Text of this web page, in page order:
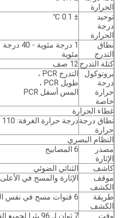
الحرارة
توحيد
درجة
الحرارة
± 0.1 ℃
نطاق
التدرج
1 درجة مئوية - 40 درجة
مئوية
كتلة التدرج 12 صف
بروتوكول
درجة
حرارة
خاصة
التدرج PCR ،
طويل PCR ،
المس أسفل PCR
غطاء الحرارة
نطاق درجة
حرارة
درجة حرارة الغرفة: 110 درجة مئوية
النظام البصري
مصدر
الإثارة
6 المصابيح
كاشف
الثنائي الضوئي
موقف
الكشف
الإثارة والمسح في الأعلى
طريقة
الكشف
6 قنوات مسح في نفس الوقت ، أي تأثير الحافة.
وقت 7 ثوان لـ 96 بئرا لجميع القنوات